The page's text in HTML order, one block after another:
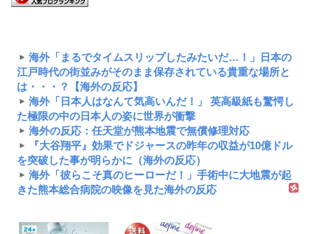
海外「まるでタイムスリップしたみたいだ…！」日本の
江戸時代の街並みがそのまま保存されている貴重な場所と
は・・・？【海外の反応】
海外「日本人はなんて気高いんだ！」 英高級紙も驚愕し
た極限の中の日本人の姿に世界が衝撃
海外の反応：任天堂が熊本地震で無償修理対応
『大谷翔平』効果でドジャースの昨年の収益が10億ドル
を突破した事が明らかに（海外の反応）
海外「彼らこそ真のヒーローだ！」手術中に大地震が起
きた熊本総合病院の映像を見た海外の反応